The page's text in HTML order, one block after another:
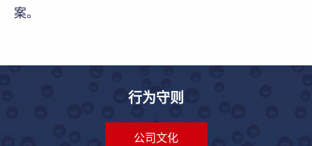
案。
行为守则
公司文化